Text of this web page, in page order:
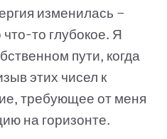
изменилась —
то глубокое. Я
пути, когда
этих чисел к
требующее от меня
на горизонте.